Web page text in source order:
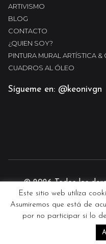
ARTIVISMO
BLOG
CONTACTO
¿QUIEN SOY?
PINTURA MURAL ARTÍSTICA &
CUADROS AL ÓLEO
Sígueme en: @keonivgn
© 2026 Todos los
Diseño y
Este sitio web utiliza
Asumiremos que está de
por no participar si lo
Sígueme en